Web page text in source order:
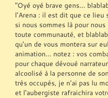
"Oyé oyé brave gens...
l'Arena : il est dit que ce lieu
si nous sommes là pour
toute communauté, et
qu'un de vous montera sur
animation... notez : vos
pour chaque dévoué
alcoolisé à la personne de
très occupés, je n'ai pas lu
et l'aubergiste rafraichira